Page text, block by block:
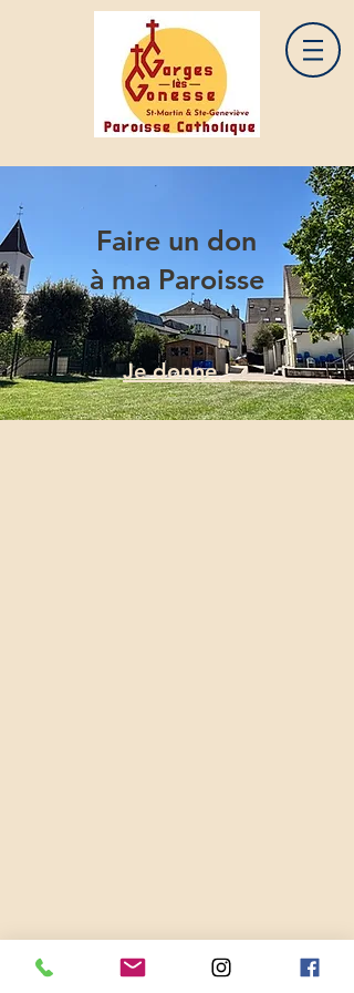
Faire un don
à ma Paroisse
Je donne !